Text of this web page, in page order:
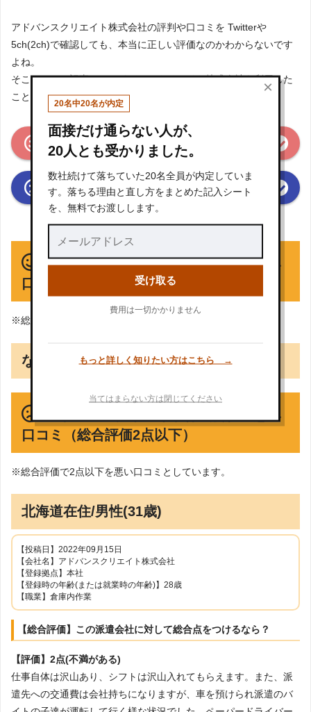
アドバンスクリエイト株式会社の評判や口コミを Twitterや
5ch(2ch)で確認しても、本当に正しい評価なのかわからないです
よね。
そこで、この記事ではアドバンスクリエイト株式会社を利用した
ことがある方から寄せられた口コミのみを掲載しています。
アドバンスクリエイト株式会社の良い口コミ
(総合評価3点以上)
アドバンスクリエイト株式会社の悪い口コミ
(総合評価2点以下)
アドバンスクリエイト株式会社の良い
口コミ（総合評価3点以上）
※総合評価で3点以上を良い口コミとしています。
なし
アドバンスクリエイト株式会社の悪い
口コミ（総合評価2点以下）
※総合評価で2点以下を悪い口コミとしています。
北海道在住/男性(31歳)
【投稿日】2022年09月15日
【会社名】アドバンスクリエイト株式会社
【登録拠点】本社
【登録時の年齢(または就業時の年齢)】28歳
【職業】倉庫内作業
【総合評価】この派遣会社に対して総合点をつけるなら？
【評価】2点(不満がある)
仕事自体は沢山あり、シフトは沢山入れてもらえます。また、派
遣先への交通費は会社持ちになりますが、車を預けられ派遣のバ
×
20名中20名が内定
面接だけ通らない人が、
20人とも受かりました。
数社続けて落ちていた20名全員が内定していま
す。落ちる理由と直し方をまとめた記入シート
を、無料でお渡しします。
受け取る
費用は一切かかりません
もっと詳しく知りたい方はこちら →
当てはまらない方は閉じてください